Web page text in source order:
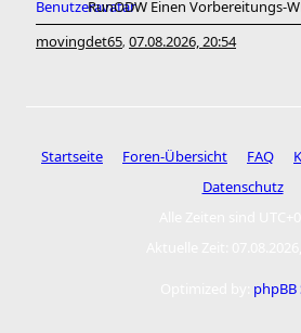
RunODW Einen Vorbereitungs-
movingdet65, 07.08.2026, 20:54
Startseite Foren-Übersicht FAQ
Datenschutz
phpBB